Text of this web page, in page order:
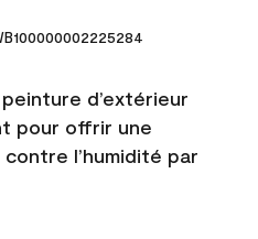
d’extérieur
pour offrir une
l’humidité par